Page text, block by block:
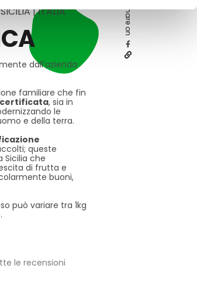
SICILIA | ITALIA
dall'azienda
familiare che fin
, sia in
le
e della terra.
queste
Sicilia che
di frutta e
buoni,
può variare tra 1kg
le recensioni
Share on